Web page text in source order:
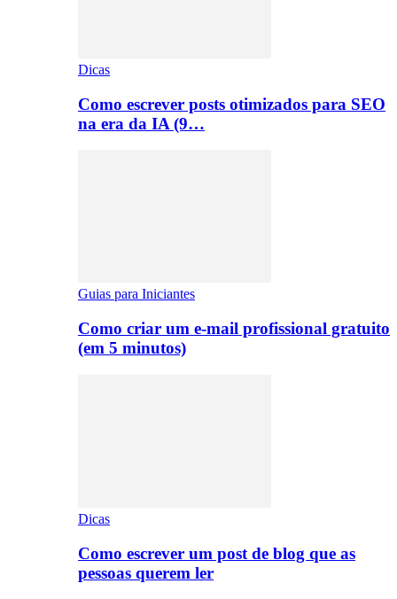
Dicas
Como escrever posts otimizados para SEO
na era da IA (9…
Guias para Iniciantes
Como criar um e-mail profissional gratuito
(em 5 minutos)
Dicas
Como escrever um post de blog que as
pessoas querem ler